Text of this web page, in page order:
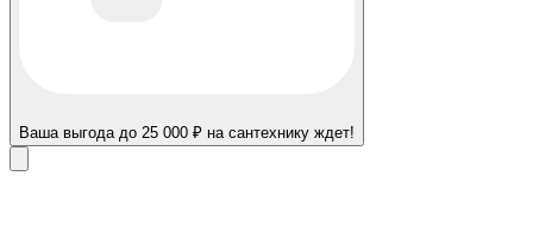
Ваша выгода до 25 000 ₽ на сантехнику ждет!